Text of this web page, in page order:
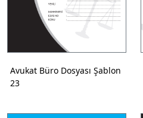
Avukat Büro Dosyası Şablon
23